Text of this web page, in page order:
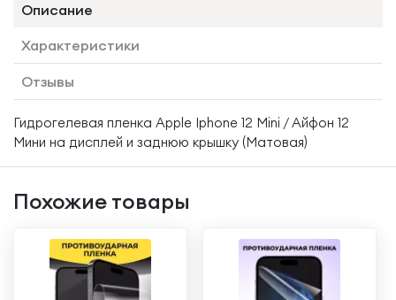
Описание
Характеристики
Отзывы
Гидрогелевая пленка Apple Iphone 12 Mini / Айфон 12
Мини на дисплей и заднюю крышку (Матовая)
Похожие товары